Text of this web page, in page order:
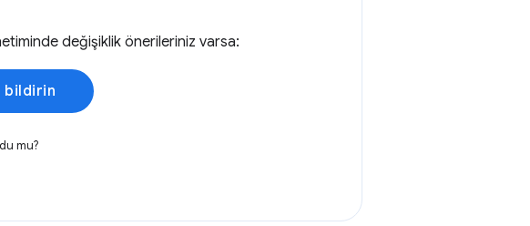
değişiklik önerileriniz varsa:
bildirin
mu?